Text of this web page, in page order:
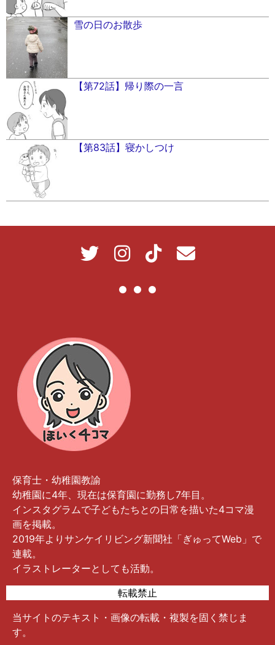
雪の日のお散歩
【第72話】帰り際の一言
【第83話】寝かしつけ
保育士・幼稚園教諭
幼稚園に4年、現在は保育園に勤務し7年目。
インスタグラムで子どもたちとの日常を描いた4コマ漫
画を掲載。
2019年よりサンケイリビング新聞社「ぎゅってWeb」で
連載。
イラストレーターとしても活動。
転載禁止
当サイトのテキスト・画像の転載・複製を固く禁じま
す。